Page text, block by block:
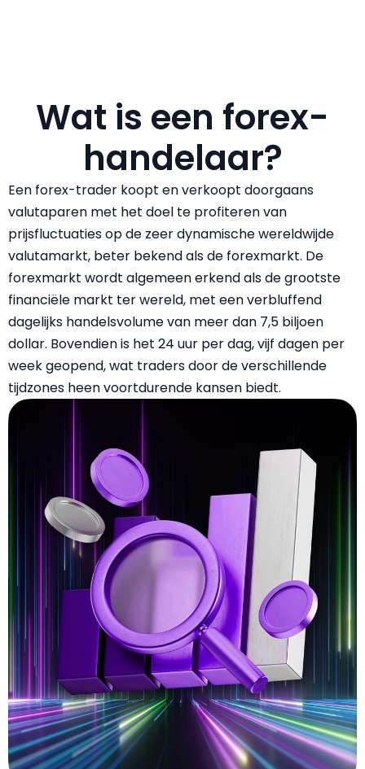
Wat is een forex-
handelaar?
Een forex-trader koopt en verkoopt doorgaans
valutaparen met het doel te profiteren van
prijsfluctuaties op de zeer dynamische wereldwijde
valutamarkt, beter bekend als de forexmarkt. De
forexmarkt wordt algemeen erkend als de grootste
financiële markt ter wereld, met een verbluffend
dagelijks handelsvolume van meer dan 7,5 biljoen
dollar. Bovendien is het 24 uur per dag, vijf dagen per
week geopend, wat traders door de verschillende
tijdzones heen voortdurende kansen biedt.